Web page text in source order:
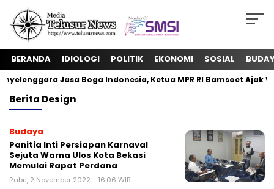
BERANDA IDIOLOGI POLITIK EKONOMI SOSIAL
Jasa Boga Indonesia, Ketua MPR RI Bamsoet Ajak
Berita Design
Budaya
Panitia Inti Persiapan Karnaval
Sejuta Warna Ulos Kota Bekasi
Memulai Rapat Perdana
Rabu, 2 November 2022 - 16:06 WIB